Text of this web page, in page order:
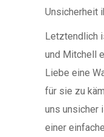
Unsicherheit
Letztendlich
und Mitchell
Liebe eine
für sie zu
uns unsicher
einer